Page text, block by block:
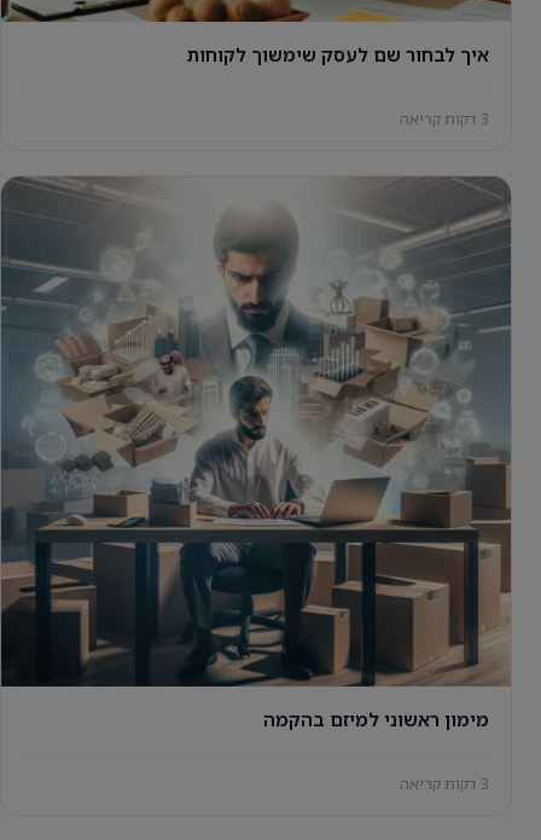
איך לבחור שם לעסק שימשוך לקוחות
3 דקות קריאה
מימון ראשוני למיזם בהקמה
3 דקות קריאה